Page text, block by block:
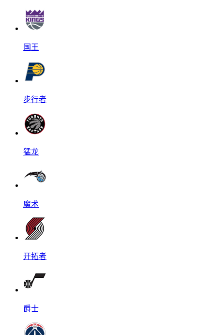
国王
步行者
猛龙
魔术
开拓者
爵士